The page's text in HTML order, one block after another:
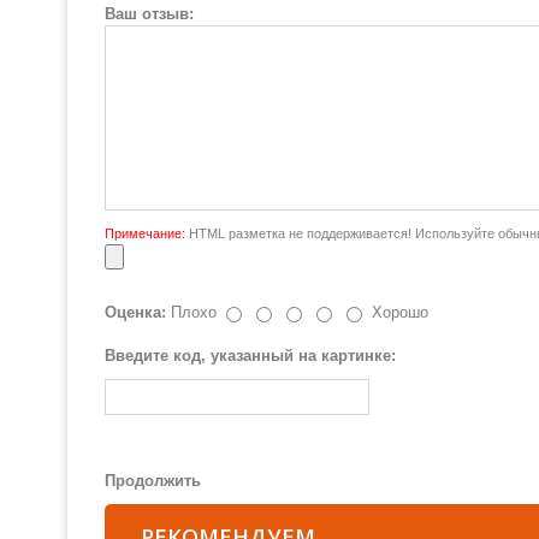
Ваш отзыв:
Примечание: HTML разметка не поддерживается! Используйте
Оценка: Плохо Хорошо
Введите код, указанный на картинке:
Продолжить